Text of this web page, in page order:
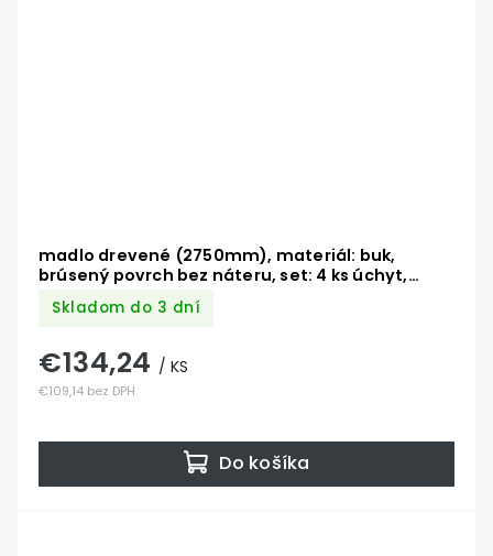
madlo drevené (2750mm), materiál: buk,
brúsený povrch bez náteru, set: 4 ks úchyt,
madlo s nerezovým ukončením
Skladom do 3 dní
€109,14 bez DPH
€134,24 / KS
Do košíka